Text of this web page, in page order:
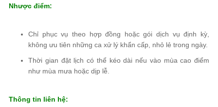
Nhược điểm:
Chỉ phục vụ theo hợp đồng hoặc gói dịch vụ định kỳ,
không ưu tiên những ca xử lý khẩn cấp, nhỏ lẻ trong ngày.
Thời gian đặt lịch có thể kéo dài nếu vào mùa cao điểm
như mùa mưa hoặc dịp lễ.
Thông tin liên hệ: